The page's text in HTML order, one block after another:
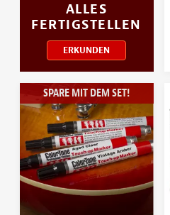
ALLES
FERTIGSTELLEN
ERKUNDEN
SPARE MIT DEM SET!